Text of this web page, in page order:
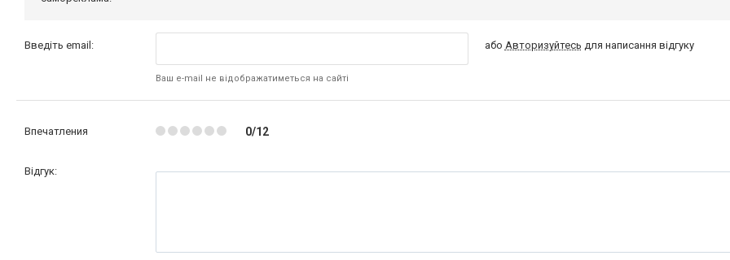
Введіть email:
Ваш e-mail не відображатиметься на сайті
або Авторизуйтесь для написання відгуку
Впечатления 0/12
Відгук: